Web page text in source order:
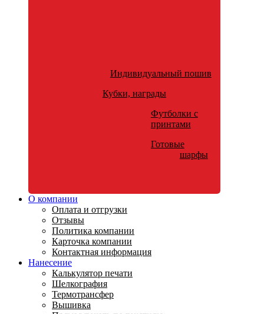
Индивидуальный пошив
Кубки, награды
Футболки с
принтами
Готовые
шарфы
О компании
Оплата и отгрузки
Отзывы
Политика компании
Карточка компании
Контактная информация
Нанесение
Калькулятор печати
Шелкография
Термотрансфер
Вышивка